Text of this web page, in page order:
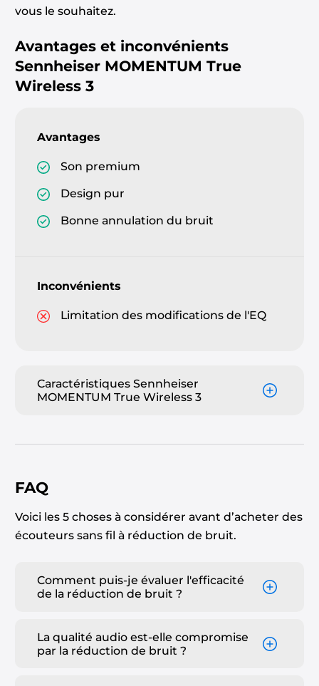
vous le souhaitez.
Avantages et inconvénients
Sennheiser MOMENTUM True
Wireless 3
Avantages
Son premium
Design pur
Bonne annulation du bruit
Inconvénients
Limitation des modifications de l'EQ
Caractéristiques Sennheiser
MOMENTUM True Wireless 3
FAQ
Voici les 5 choses à considérer avant d’acheter des
écouteurs sans fil à réduction de bruit.
Comment puis-je évaluer l'efficacité
de la réduction de bruit ?
La qualité audio est-elle compromise
par la réduction de bruit ?